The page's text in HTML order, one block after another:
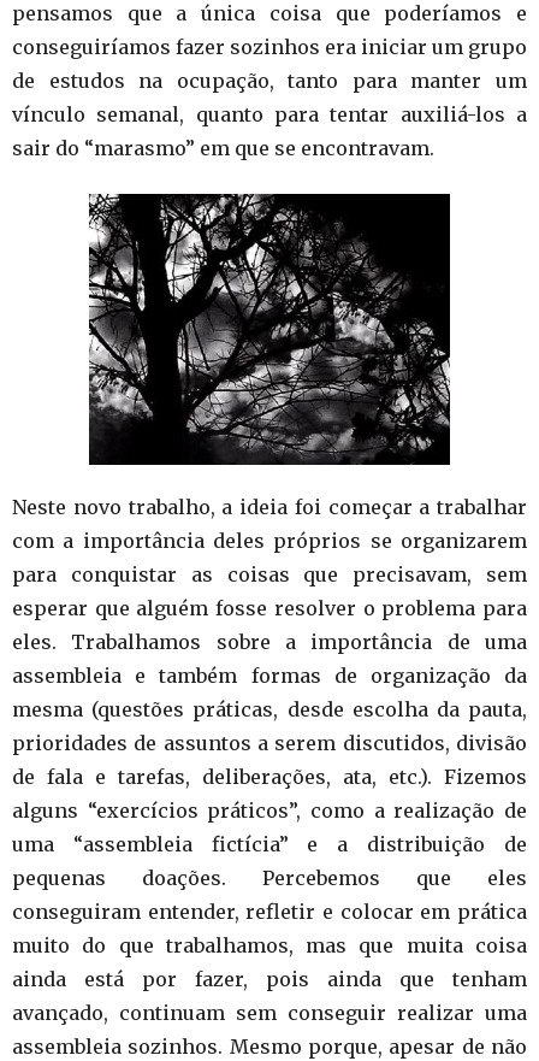
pensamos que a única coisa que poderíamos e
conseguiríamos fazer sozinhos era iniciar um grupo
de estudos na ocupação, tanto para manter um
vínculo semanal, quanto para tentar auxiliá-los a
sair do “marasmo” em que se encontravam.
Neste novo trabalho, a ideia foi começar a trabalhar
com a importância deles próprios se organizarem
para conquistar as coisas que precisavam, sem
esperar que alguém fosse resolver o problema para
eles. Trabalhamos sobre a importância de uma
assembleia e também formas de organização da
mesma (questões práticas, desde escolha da pauta,
prioridades de assuntos a serem discutidos, divisão
de fala e tarefas, deliberações, ata, etc.). Fizemos
alguns “exercícios práticos”, como a realização de
uma “assembleia fictícia” e a distribuição de
pequenas doações. Percebemos que eles
conseguiram entender, refletir e colocar em prática
muito do que trabalhamos, mas que muita coisa
ainda está por fazer, pois ainda que tenham
avançado, continuam sem conseguir realizar uma
assembleia sozinhos. Mesmo porque, apesar de não